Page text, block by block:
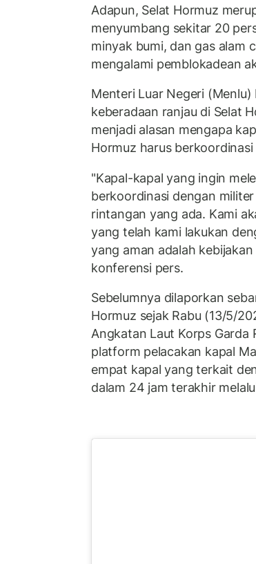
Adapun, Selat Hormuz
menyumbang sekitar 20
minyak bumi, dan gas alam
mengalami pemblokadean
Menteri Luar Negeri
keberadaan ranjau di Selat
menjadi alasan mengapa
Hormuz harus
"Kapal-kapal yang ingin
berkoordinasi dengan
rintangan yang ada. Kami
yang telah kami lakukan
yang aman adalah
konferensi pers.
Sebelumnya dilaporkan
Hormuz sejak Rabu (13/5/
Angkatan Laut Korps Garda
platform pelacakan kapal
empat kapal yang terkait
dalam 24 jam terakhir